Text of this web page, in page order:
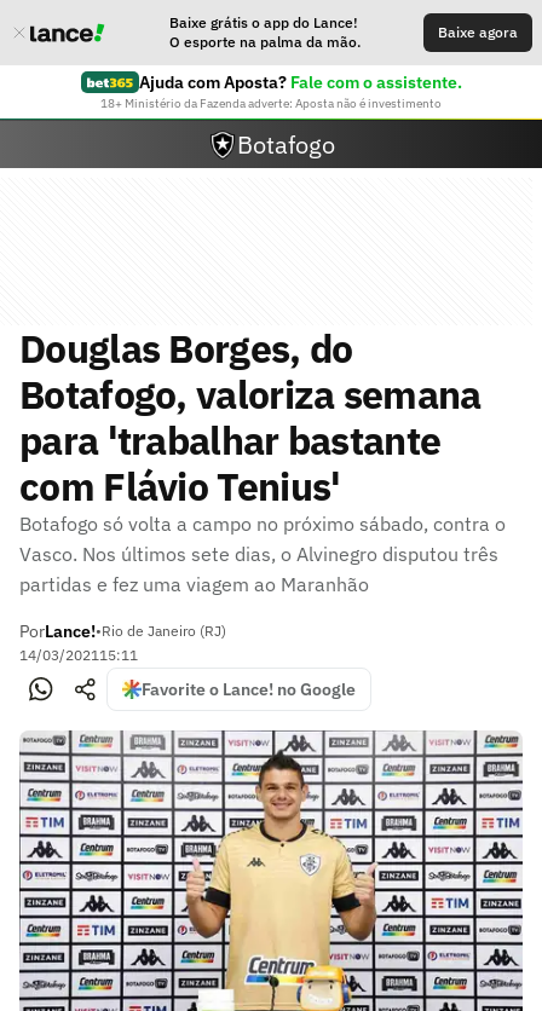
Baixe grátis o app do Lance!
O esporte na palma da mão.
Baixe agora
Ajuda com Aposta? Fale com o assistente.
18+ Ministério da Fazenda adverte: Aposta não é investimento
Botafogo
Douglas Borges, do
Botafogo, valoriza semana
para 'trabalhar bastante
com Flávio Tenius'
Botafogo só volta a campo no próximo sábado, contra o
Vasco. Nos últimos sete dias, o Alvinegro disputou três
partidas e fez uma viagem ao Maranhão
PorLance!•Rio de Janeiro (RJ)
14/03/202115:11
Favorite o Lance! no Google